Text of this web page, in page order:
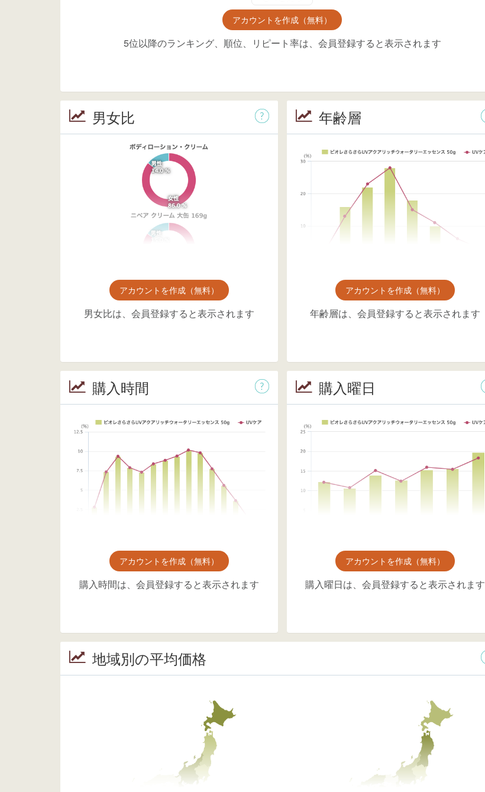
アカウントを作成（無料）
5位以降のランキング、順位、リピート率は、会員登録すると表示されます
男女比
アカウントを作成（無料）
男女比は、会員登録すると表示されます
年齢層
アカウントを作成（無料）
年齢層は、会員登録すると表示されます
購入時間
アカウントを作成（無料）
購入時間は、会員登録すると表示されます
購入曜日
アカウントを作成（無料）
購入曜日は、会員登録すると表示されます
地域別の平均価格